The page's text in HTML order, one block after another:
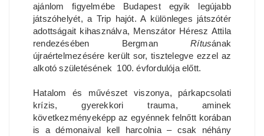
ajánlom figyelmébe Budapest egyik legújabb
játszóhelyét, a Trip hajót. A különleges játszótér
adottságait kihasználva, Menszátor Héresz Attila
rendezésében BergmanRítusának
újraértelmezésére került sor, tisztelegve ezzel az
alkotó születésének 100. évfordulója előtt.
Hatalom és művészet viszonya, párkapcsolati
krízis, gyerekkori trauma, aminek
következményeképp az egyénnek felnőtt korában
is a démonaival kell harcolnia – csak néhány